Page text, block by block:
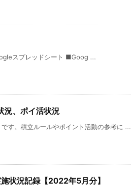
スプレッドシート ■Goog ...
況、ポイ活状況
す。積立ルールやポイント活動の参考に ...
状況記録【2022年5月分】